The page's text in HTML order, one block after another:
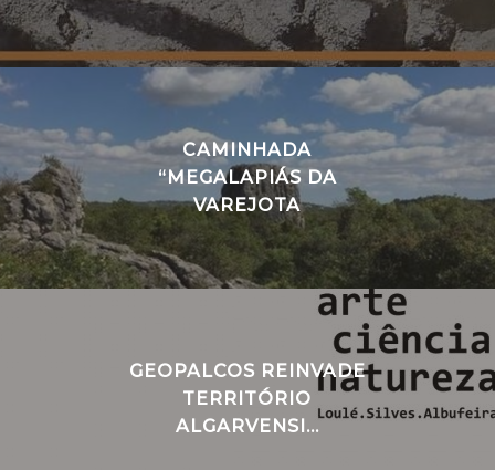
CAMINHADA
“MEGALAPIÁS DA
VAREJOTA
GEOPALCOS REINVADE
TERRITÓRIO
ALGARVENSI...